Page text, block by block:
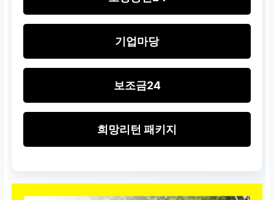
기업마당
보조금24
희망리턴 패키지